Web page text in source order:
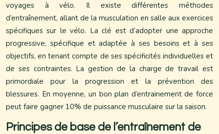
voyages à vélo. Il existe différentes méthodes
d’entraînement, allant de la musculation en salle aux exercices
spécifiques sur le vélo. La clé est d’adopter une approche
progressive, spécifique et adaptée à ses besoins et à ses
objectifs, en tenant compte de ses spécificités individuelles et
de ses contraintes. La gestion de la charge de travail est
primordiale pour la progression et la prévention des
blessures. En moyenne, un bon plan d’entrainement de force
peut faire gagner 10% de puissance musculaire sur la saison.
Principes de base de l’entraînement de